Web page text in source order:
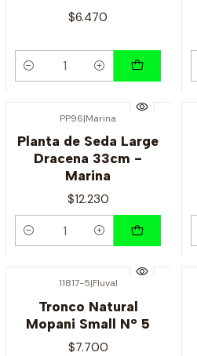
$6.470
Cantidad
PP96|Marina
Planta de Seda Large
Dracena 33cm -
Marina
$12.230
Cantidad
11817-5|Fluval
Tronco Natural
Mopani Small N° 5
$7.700